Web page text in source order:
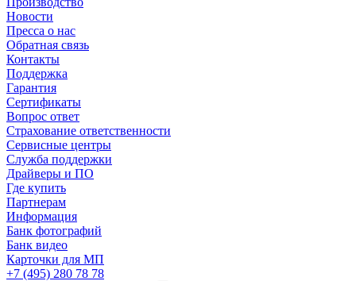
Новости
Пресса о нас
Обратная связь
Контакты
Поддержка
Гарантия
Сертификаты
Вопрос ответ
Страхование ответственности
Сервисные центры
Служба поддержки
Драйверы и ПО
Где купить
Партнерам
Информация
Банк фотографий
Банк видео
Карточки для МП
+7 (495) 280 78 78